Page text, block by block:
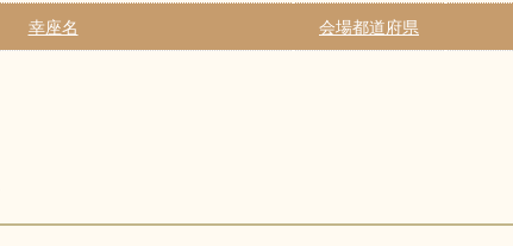
幸座名 会場都道府県